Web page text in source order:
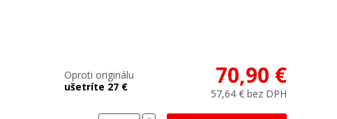
Oproti originálu
ušetríte 27 €
70,90 €
57,64 € bez DPH